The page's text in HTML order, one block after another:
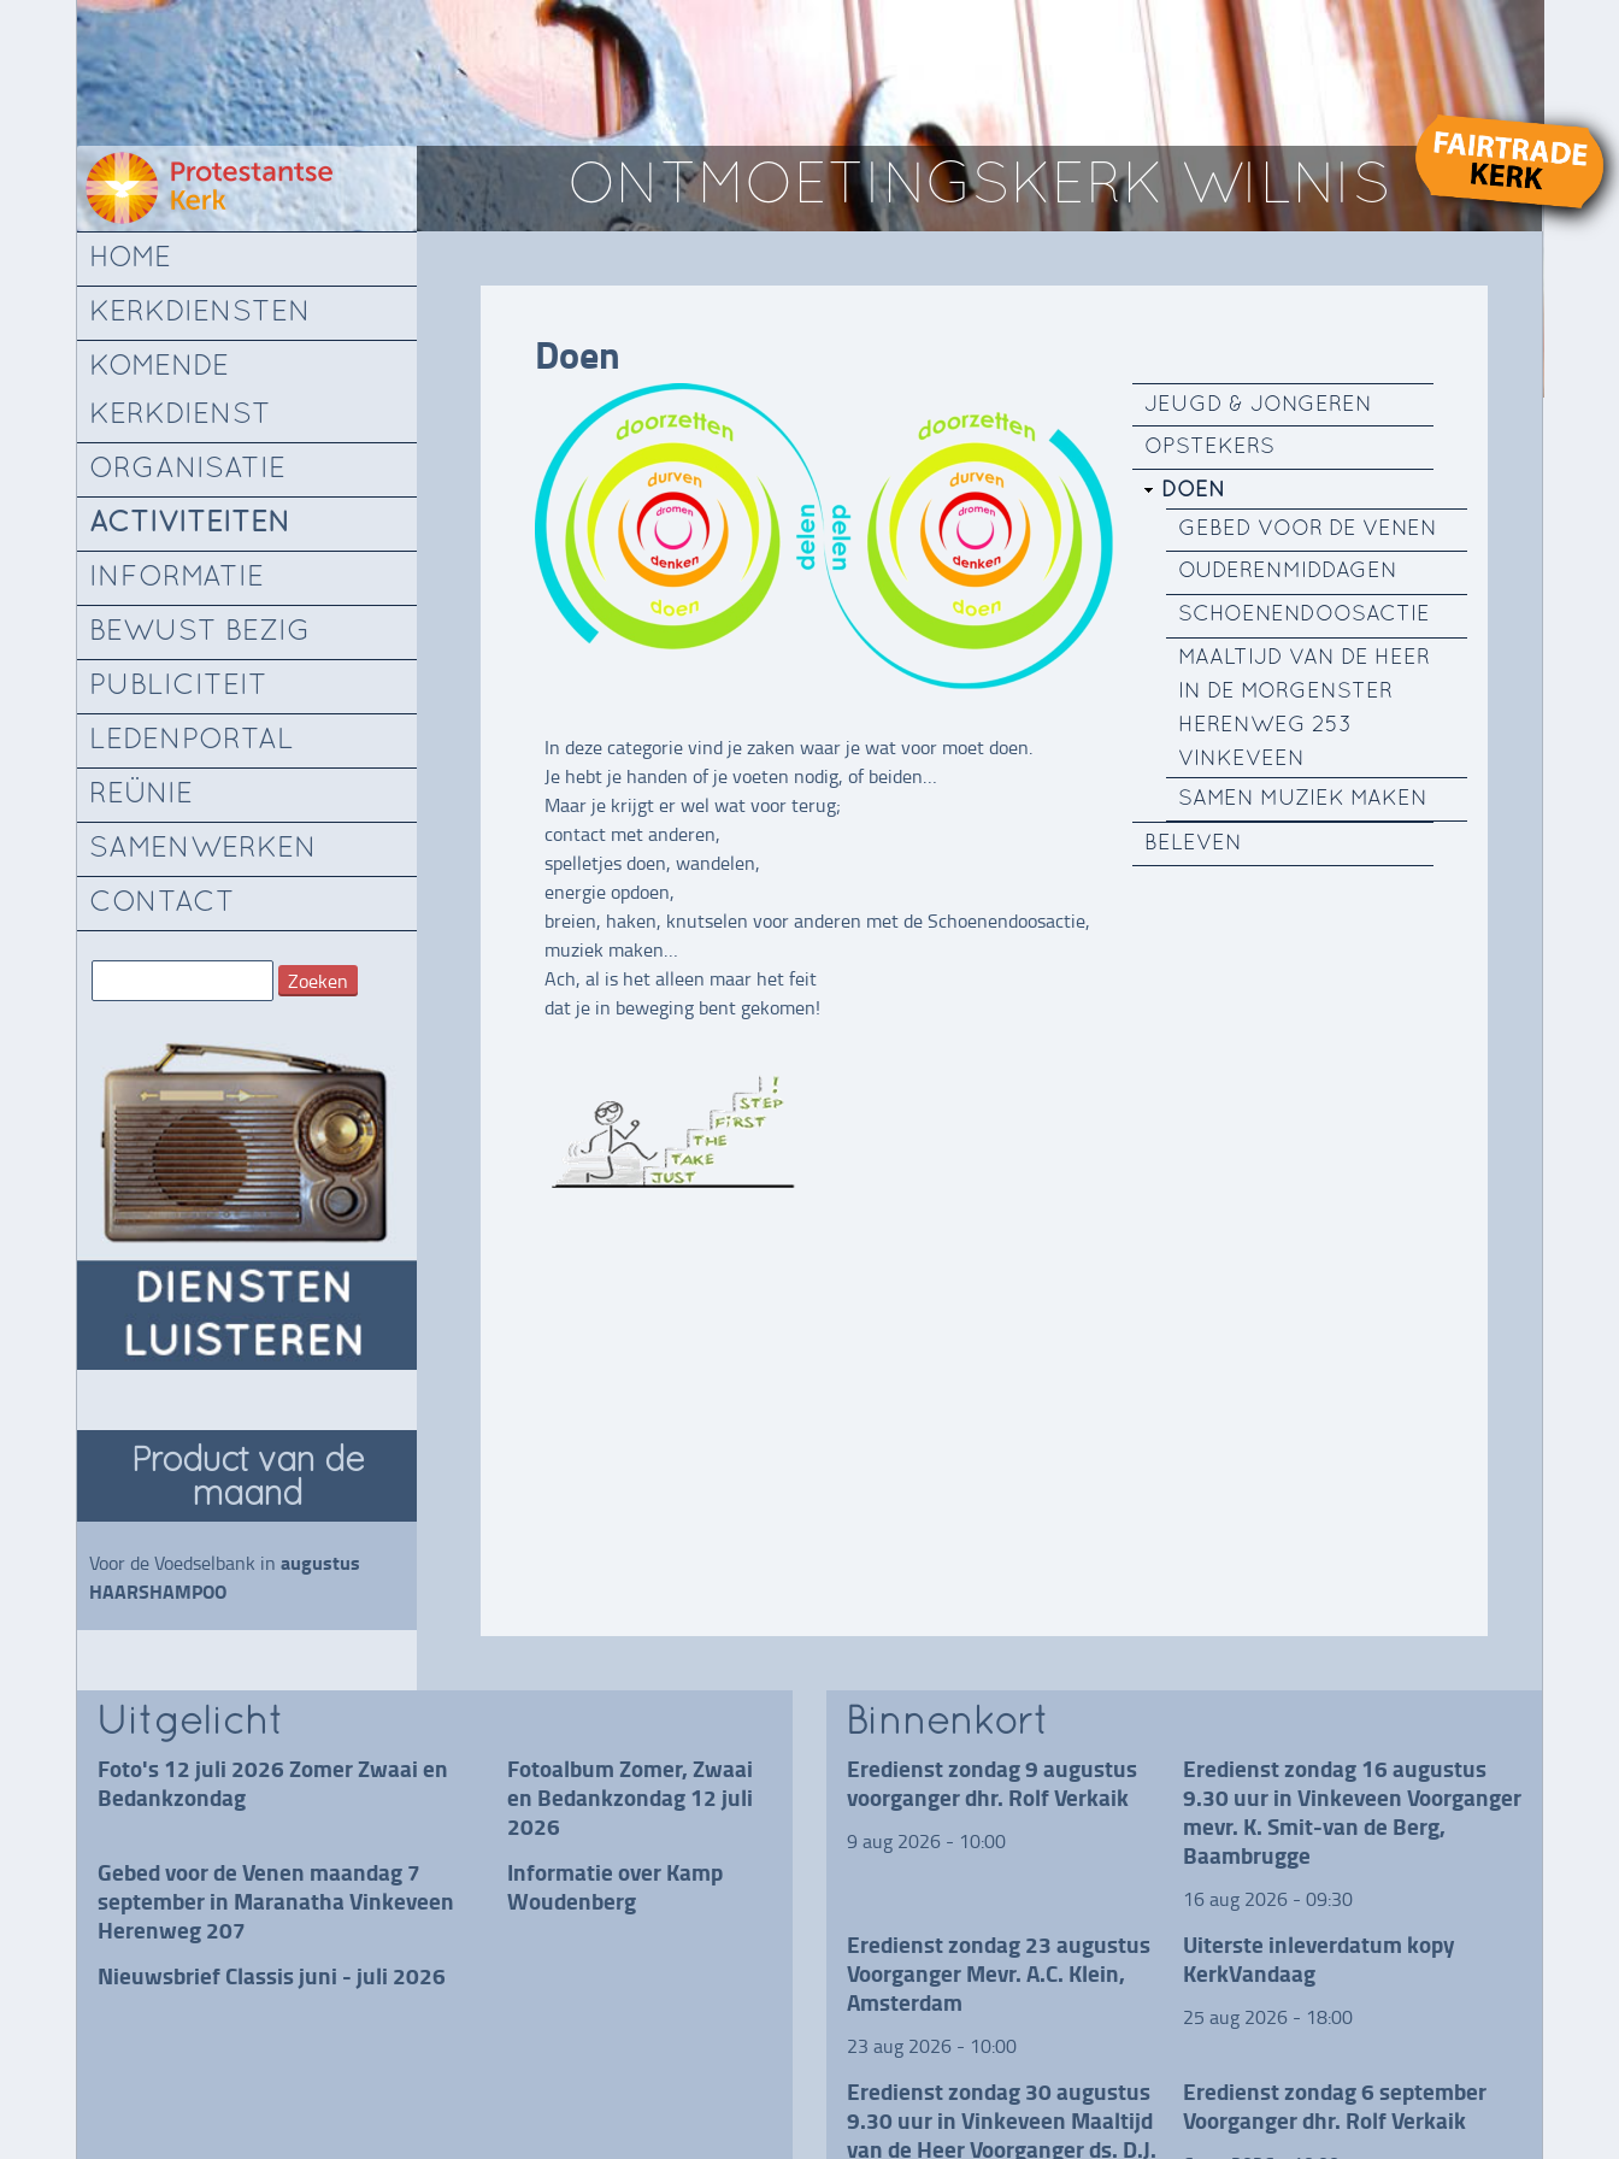
ONTMOETINGSKERK WILNIS
Doen
JEUGD & JONGEREN
OPSTEKERS
DOEN
GEBED VOOR DE VENEN
OUDERENMIDDAGEN
SCHOENENDOOSACTIE
MAALTIJD VAN DE HEER
IN DE MORGENSTER
HERENWEG 253
VINKEVEEN
SAMEN MUZIEK MAKEN
BELEVEN
In deze categorie vind je zaken waar je wat voor moet doen.
Je hebt je handen of je voeten nodig, of beiden…
Maar je krijgt er wel wat voor terug;
contact met anderen,
spelletjes doen, wandelen,
energie opdoen,
breien, haken, knutselen voor anderen met de Schoenendoosactie,
muziek maken…
Ach, al is het alleen maar het feit
dat je in beweging bent gekomen!
HOME
KERKDIENSTEN
KOMENDE
KERKDIENST
ORGANISATIE
ACTIVITEITEN
INFORMATIE
BEWUST BEZIG
PUBLICITEIT
LEDENPORTAL
REÜNIE
SAMENWERKEN
CONTACT
Product van de
maand
Voor de Voedselbank in augustus
HAARSHAMPOO
Uitgelicht
Foto's 12 juli 2026 Zomer Zwaai en
Bedankzondag
Fotoalbum Zomer, Zwaai
en Bedankzondag 12 juli
2026
Gebed voor de Venen maandag 7
september in Maranatha Vinkeveen
Herenweg 207
Informatie over Kamp
Woudenberg
Nieuwsbrief Classis juni - juli 2026
Binnenkort
Eredienst zondag 9 augustus
voorganger dhr. Rolf Verkaik
9 aug 2026 - 10:00
Eredienst zondag 16 augustus
9.30 uur in Vinkeveen Voorganger
mevr. K. Smit-van de Berg,
Baambrugge
16 aug 2026 - 09:30
Eredienst zondag 23 augustus
Voorganger Mevr. A.C. Klein,
Amsterdam
23 aug 2026 - 10:00
Uiterste inleverdatum kopy
KerkVandaag
25 aug 2026 - 18:00
Eredienst zondag 30 augustus
9.30 uur in Vinkeveen Maaltijd
van de Heer Voorganger ds. D.J.
Eredienst zondag 6 september
Voorganger dhr. Rolf Verkaik